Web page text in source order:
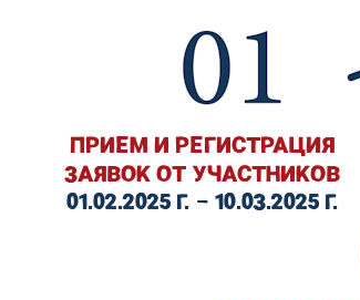
ПРИЕМ И РЕГИСТРАЦИЯ
ЗАЯВОК ОТ УЧАСТНИКОВ
01.02.2025 Г. – 10.03.2025 Г.